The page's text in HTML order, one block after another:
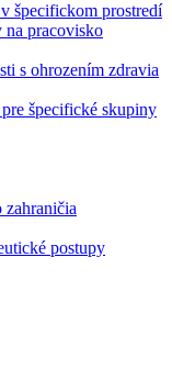
špecifickom prostredí
na pracovisko
s ohrozením zdravia
špecifické skupiny
zahraničia
postupy